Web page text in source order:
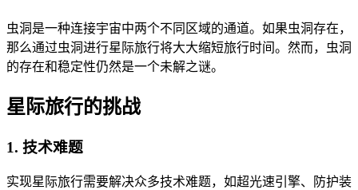
虫洞是一种连接宇宙中两个不同区域的通道。如果虫洞存在，
那么通过虫洞进行星际旅行将大大缩短旅行时间。然而，虫洞
的存在和稳定性仍然是一个未解之谜。
星际旅行的挑战
1. 技术难题
实现星际旅行需要解决众多技术难题，如超光速引擎、防护装